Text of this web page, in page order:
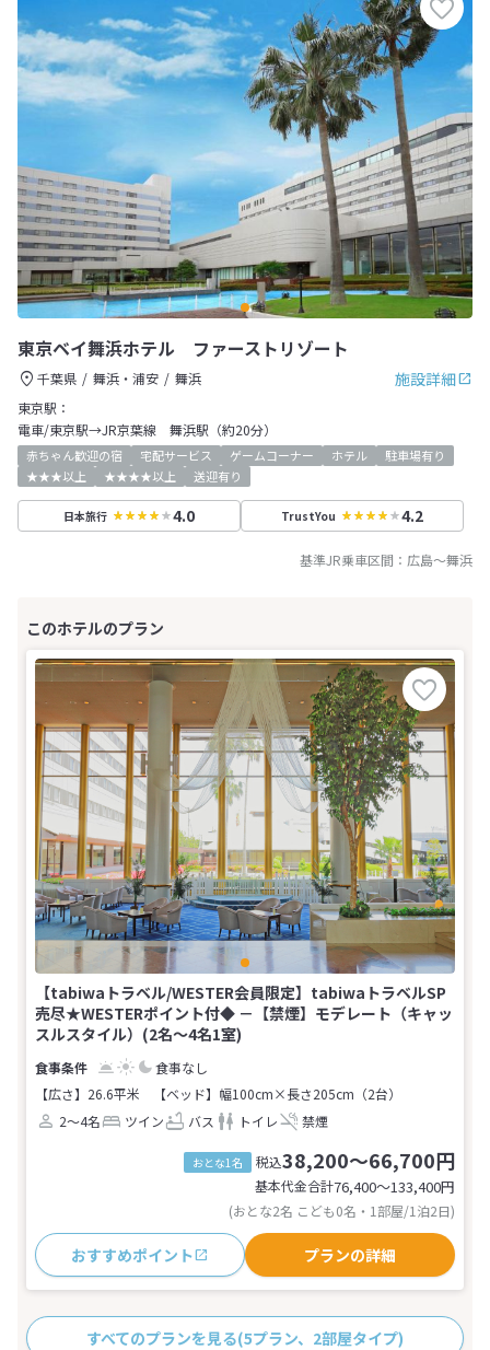
東京ベイ舞浜ホテル ファーストリゾート
施設詳細
千葉県 舞浜・浦安
舞浜
東京駅：
電車/東京駅→JR京葉線 舞浜駅（約20分）
赤ちゃん歓迎の宿 宅配サービス ゲームコーナー ホテル
駐車場有り
★★★以上
★★★★以上 送迎有り
日本旅行 4.0 TrustYou 4.2
基準JR乗車区間： 広島～舞浜
【tabiwaトラベル/WESTER会員限定】tabiwaトラベルSP
売尽★WESTERポイント付◆ －【禁煙】モデレート（キャッ
スルスタイル）(2名～4名1室)
食事なし
【広さ】26.6平米
【ベッド】幅100cm×長さ205cm（2台）
2～4名
ツイン バス トイレ 禁煙
おとな1名 税込38,200～66,700円
基本代金合計76,400〜133,400円
(おとな2名 こども0名・1部屋/1泊2日)
おすすめポイント プランの詳細
すべてのプランを見る(5プラン、2部屋タイプ)